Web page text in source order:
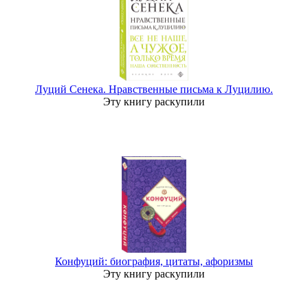
Луций Сенека. Нравственные письма к Луцилию.
Эту книгу раскупили
Конфуций: биография, цитаты, афоризмы
Эту книгу раскупили